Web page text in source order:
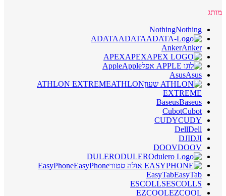
מותג
NothingNothing
ADATAADATA
AnkerAnker
APEXAPEX
AppleApple
AsusAsus
ATHLON EXTREMEATHLON
EXTREME
BaseusBaseus
CubotCubot
CUDYCUDY
DellDell
DJIDJI
DOOVDOOV
DULERODULERO
EasyPhoneEasyPhone
EasyTabEasyTab
ESCOLLSESCOLLS
EZCOOLEZCOOL